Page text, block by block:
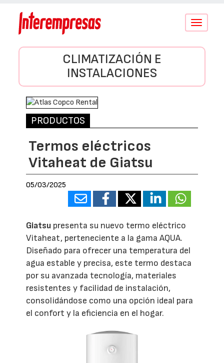
Conmutar
CLIMATIZACIÓN E
INSTALACIONES
PRODUCTOS
Termos eléctricos
Vitaheat de Giatsu
05/03/2025
Giatsu presenta su nuevo termo eléctrico
Vitaheat, perteneciente a la gama AQUA.
Diseñado para ofrecer una temperatura del
agua estable y precisa, este termo destaca
por su avanzada tecnología, materiales
resistentes y facilidad de instalación,
consolidándose como una opción ideal para
el confort y la eficiencia en el hogar.